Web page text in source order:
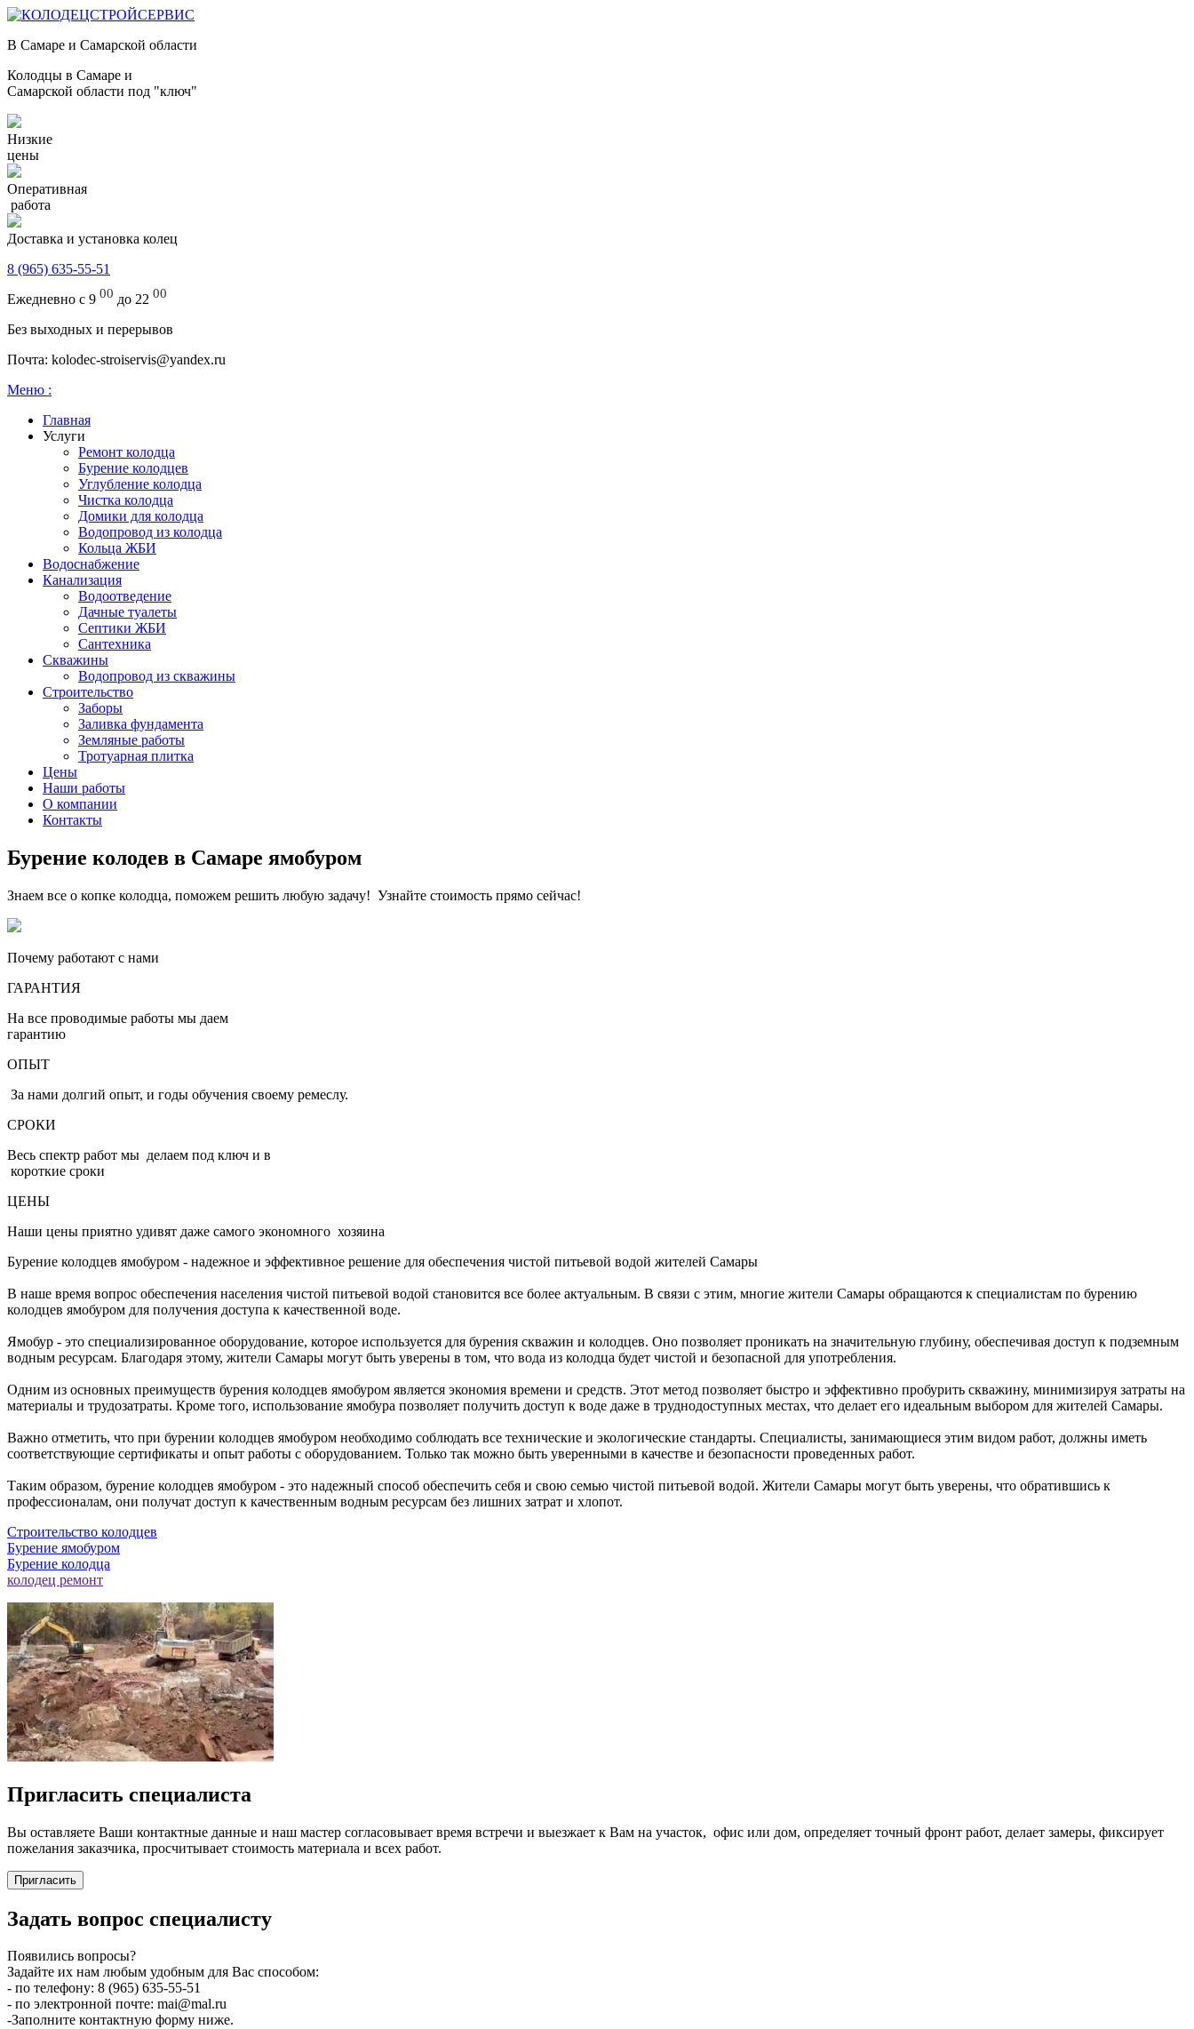
В Самаре и Самарской области
Колодцы в Самаре и
Самарской области под "ключ"
Низкие
цены
Оперативная
работа
Доставка и установка колец
8 (965) 635-55-51
Ежедневно с 9 00 до 22 00
Без выходных и перерывов
Почта: kolodec-stroiservis@yandex.ru
Меню :
Главная
Услуги
Ремонт колодца
Бурение колодцев
Углубление колодца
Чистка колодца
Домики для колодца
Водопровод из колодца
Кольца ЖБИ
Водоснабжение
Канализация
Водоотведение
Дачные туалеты
Септики ЖБИ
Сантехника
Скважины
Водопровод из скважины
Строительство
Заборы
Заливка фундамента
Земляные работы
Тротуарная плитка
Цены
Наши работы
О компании
Контакты
Бурение колодев в Самаре ямобуром
Знаем все о копке колодца, поможем решить любую задачу! Узнайте стоимость прямо сейчас!
Почему работают с нами
ГАРАНТИЯ
На все проводимые работы мы даем
гарантию
ОПЫТ
За нами долгий опыт, и годы обучения своему ремеслу.
СРОКИ
Весь спектр работ мы делаем под ключ и в
короткие сроки
ЦЕНЫ
Наши цены приятно удивят даже самого экономного хозяина
Бурение колодцев ямобуром - надежное и эффективное решение для обеспечения чистой питьевой водой жителей Самары
В наше время вопрос обеспечения населения чистой питьевой водой становится все более актуальным. В связи с этим, многие жители Самары обращаются к специалистам по бурению
колодцев ямобуром для получения доступа к качественной воде.
Ямобур - это специализированное оборудование, которое используется для бурения скважин и колодцев. Оно позволяет проникать на значительную глубину, обеспечивая доступ к подземным
водным ресурсам. Благодаря этому, жители Самары могут быть уверены в том, что вода из колодца будет чистой и безопасной для употребления.
Одним из основных преимуществ бурения колодцев ямобуром является экономия времени и средств. Этот метод позволяет быстро и эффективно пробурить скважину, минимизируя затраты на
материалы и трудозатраты. Кроме того, использование ямобура позволяет получить доступ к воде даже в труднодоступных местах, что делает его идеальным выбором для жителей Самары.
Важно отметить, что при бурении колодцев ямобуром необходимо соблюдать все технические и экологические стандарты. Специалисты, занимающиеся этим видом работ, должны иметь
соответствующие сертификаты и опыт работы с оборудованием. Только так можно быть уверенными в качестве и безопасности проведенных работ.
Таким образом, бурение колодцев ямобуром - это надежный способ обеспечить себя и свою семью чистой питьевой водой. Жители Самары могут быть уверены, что обратившись к
профессионалам, они получат доступ к качественным водным ресурсам без лишних затрат и хлопот.
Строительство колодцев
Бурение ямобуром
Бурение колодца
колодец ремонт
Пригласить специалиста
Вы оставляете Ваши контактные данные и наш мастер согласовывает время встречи и выезжает к Вам на участок, офис или дом, определяет точный фронт работ, делает замеры, фиксирует
пожелания заказчика, просчитывает стоимость материала и всех работ.
Пригласить
Задать вопрос специалисту
Появились вопросы?
Задайте их нам любым удобным для Вас способом:
- по телефону: 8 (965) 635-55-51
- по электронной почте: mai@mal.ru
-Заполните контактную форму ниже.